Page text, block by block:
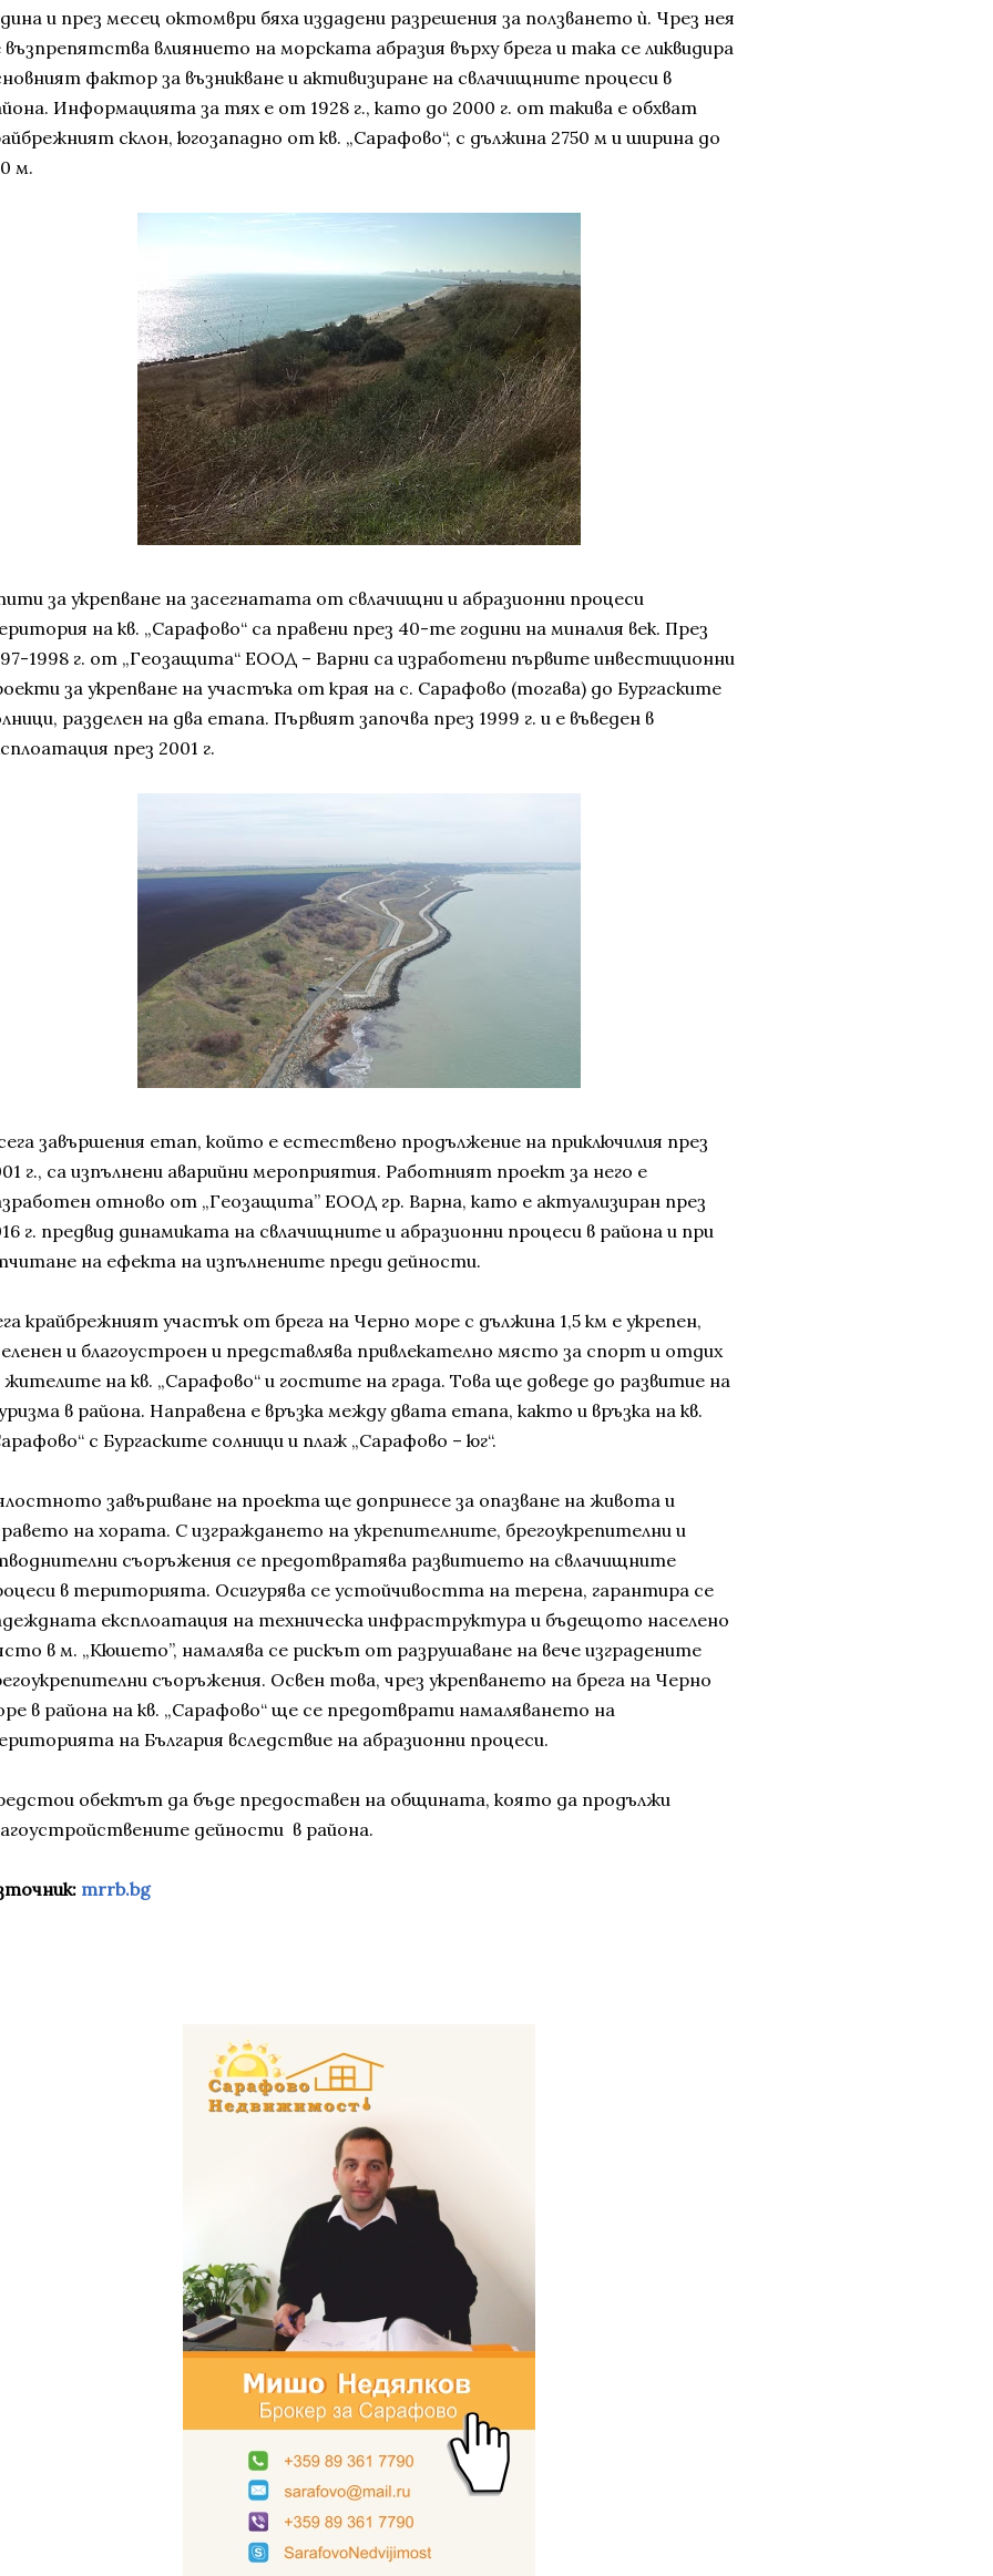
и през месец октомври бяха издадени разрешения за ползването ѝ. Чрез нея
възпрепятства влиянието на морската абразия върху брега и така се ликвидира
фактор за възникване и активизиране на свлачищните процеси в
Информацията за тях е от 1928 г., като до 2000 г. от такива е обхват
склон, югозападно от кв. „Сарафово“, с дължина 2750 м и ширина до
м.
за укрепване на засегнатата от свлачищни и абразионни процеси
на кв. „Сарафово“ са правени през 40-те години на миналия век. През
1998 г. от „Геозащита“ ЕООД – Варни са изработени първите инвестиционни
за укрепване на участъка от края на с. Сарафово (тогава) до Бургаските
разделен на два етапа. Първият започва през 1999 г. и е въведен в
през 2001 г.
завършения етап, който е естествено продължение на приключилия през
г., са изпълнени аварийни мероприятия. Работният проект за него е
отново от „Геозащита” ЕООД гр. Варна, като е актуализиран през
г. предвид динамиката на свлачищните и абразионни процеси в района и при
на ефекта на изпълнените преди дейности.
крайбрежният участък от брега на Черно море с дължина 1,5 км е укрепен,
и благоустроен и представлява привлекателно място за спорт и отдих
жителите на кв. „Сарафово“ и гостите на града. Това ще доведе до развитие на
в района. Направена е връзка между двата етапа, както и връзка на кв.
с Бургаските солници и плаж „Сарафово – юг“.
завършване на проекта ще допринесе за опазване на живота и
на хората. С изграждането на укрепителните, брегоукрепителни и
съоръжения се предотвратява развитието на свлачищните
в територията. Осигурява се устойчивостта на терена, гарантира се
експлоатация на техническа инфраструктура и бъдещото населено
в м. „Кюшето”, намалява се рискът от разрушаване на вече изградените
съоръжения. Освен това, чрез укрепването на брега на Черно
в района на кв. „Сарафово“ ще се предотврати намаляването на
на България вследствие на абразионни процеси.
обектът да бъде предоставен на общината, която да продължи
дейности в района.
mrrb.bg